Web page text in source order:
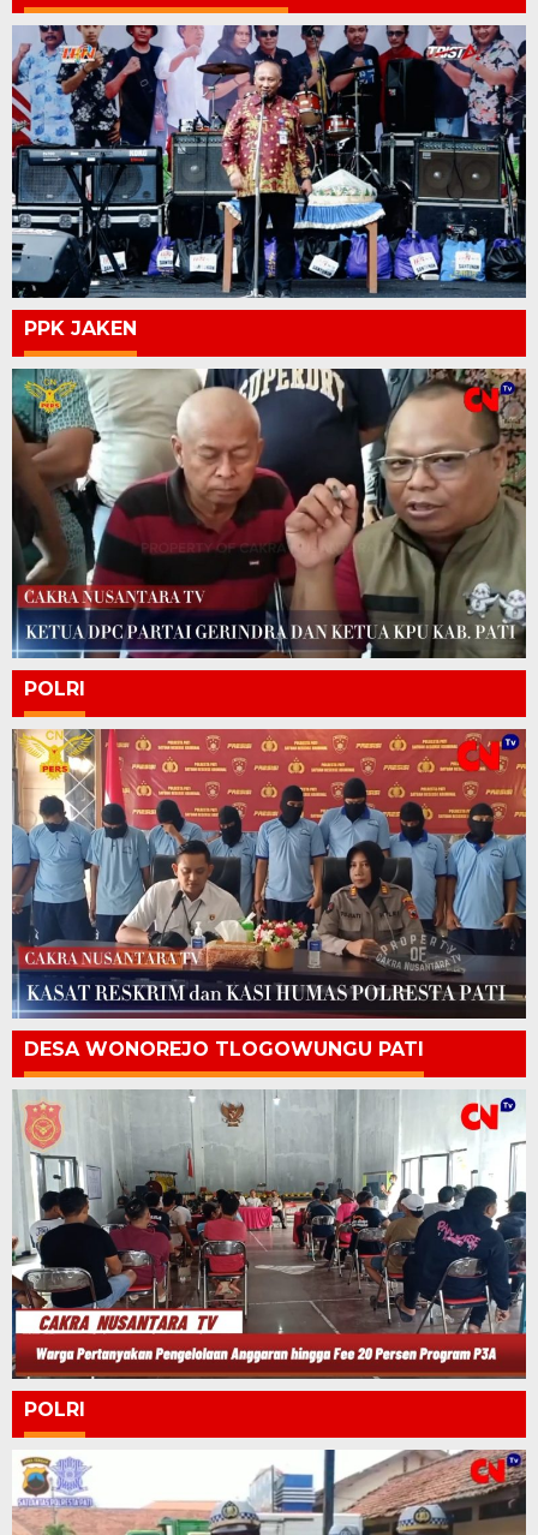
PPK JAKEN
POLRI
DESA WONOREJO TLOGOWUNGU PATI
POLRI